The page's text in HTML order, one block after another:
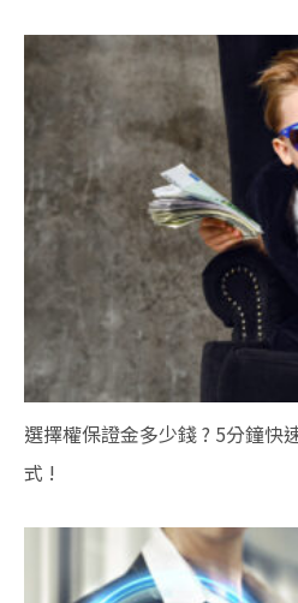
選擇權保證金多少錢 ? 5分鐘快
式 !